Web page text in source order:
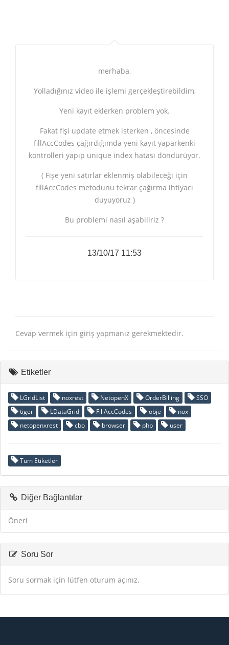
merhaba,
Yolladığınız video ile işlemi gerçekleştirebildim,
Yeni kayıt eklerken problem yok.
Fakat fişi update etmek isterken , öncesinde
fillAccCodes çağırdığımda yeni kayıt yaparkenki
kontrolleri yapıp unique index hatası döndürüyor.
( Fişe yeni satırlar eklenmiş olabileceği için
fillAccCodes metodunu tekrar çağırma ihtiyacı
duyuyoruz )
Bu problemi nasıl aşabiliriz ?
13/10/17 11:53
Cevap vermek için giriş yapmanız gerekmektedir.
Etiketler
LGridList noxrest NetopenX OrderBilling
SSO
tiger
LDataGrid FillAccCodes obje
nox
netopenxrest
cbo browser php user
Tüm Etiketler
Diğer Bağlantılar
Öneri
Soru Sor
Soru sormak için lütfen oturum açınız.